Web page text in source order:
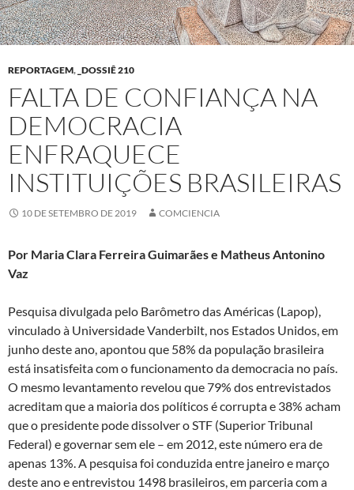
REPORTAGEM, _DOSSIÊ 210
FALTA DE CONFIANÇA NA
DEMOCRACIA
ENFRAQUECE
INSTITUIÇÕES BRASILEIRAS
10 DE SETEMBRO DE 2019 COMCIENCIA
Por Maria Clara Ferreira Guimarães e Matheus Antonino
Vaz
Pesquisa divulgada pelo Barômetro das Américas (Lapop),
vinculado à Universidade Vanderbilt, nos Estados Unidos, em
junho deste ano, apontou que 58% da população brasileira
está insatisfeita com o funcionamento da democracia no país.
O mesmo levantamento revelou que 79% dos entrevistados
acreditam que a maioria dos políticos é corrupta e 38% acham
que o presidente pode dissolver o STF (Superior Tribunal
Federal) e governar sem ele – em 2012, este número era de
apenas 13%. A pesquisa foi conduzida entre janeiro e março
deste ano e entrevistou 1498 brasileiros, em parceria com a